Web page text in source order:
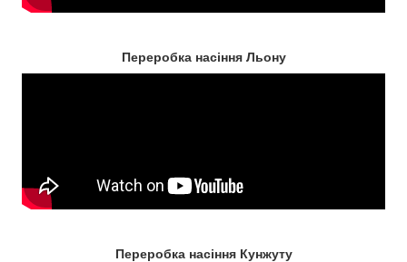
Переробка насіння Льону
Переробка насіння Кунжуту